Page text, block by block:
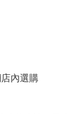
內選購